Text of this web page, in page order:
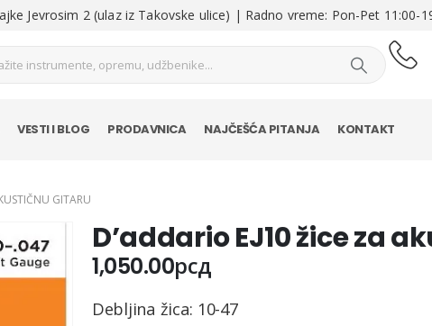
Jevrosim 2 (ulaz iz Takovske ulice) | Radno vreme: Pon-Pet 11:00-
VESTI I BLOG PRODAVNICA NAJČEŠĆA PITANJA KONTAKT
GITARU
D’addario EJ10 žice za
1,050.00рсд
Debljina žica: 10-47